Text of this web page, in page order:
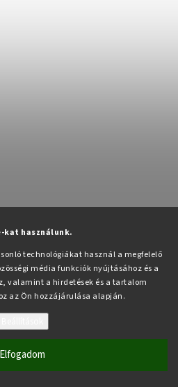
kat használunk.
technológiákat használ a megfelelő
média funkciók nyújtásához és a
valamint a hirdetések és a tartalom
az Ön hozzájárulása alapján.
Elfogadom
. Minden jog fenntartva.
szerkesztése